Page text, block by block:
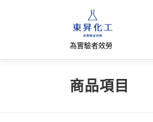
內
為實驗者效勞
商品項目